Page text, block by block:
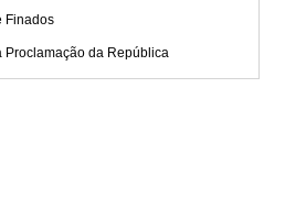
Finados
Proclamação da República